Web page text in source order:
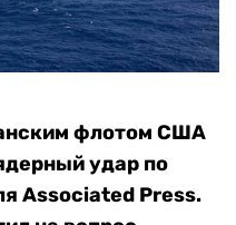
флотом США
удар по
Associated Press.